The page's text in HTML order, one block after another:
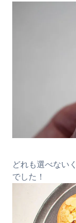
どれも選べない
でした！